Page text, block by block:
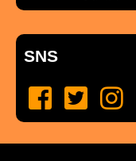
SNS